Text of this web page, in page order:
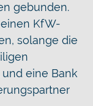
gebunden.
KfW-
solange die
eine Bank